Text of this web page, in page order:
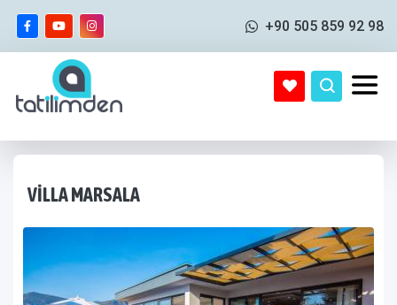
+90 505 859 92 98
VILLA MARSALA